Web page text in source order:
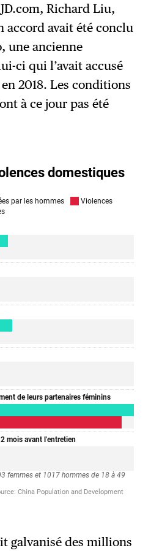
Richard Liu,
accord avait été conclu
une ancienne
ci qui l’avait accusé
2018. Les conditions
à ce jour pas été
galvanisé des millions